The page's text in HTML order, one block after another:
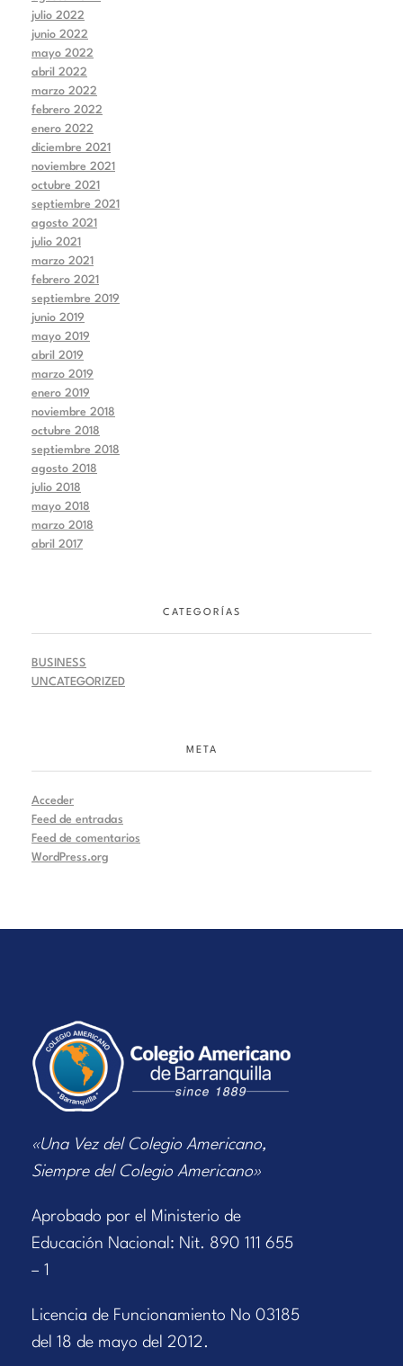
julio 2022
junio 2022
mayo 2022
abril 2022
marzo 2022
febrero 2022
enero 2022
diciembre 2021
noviembre 2021
octubre 2021
septiembre 2021
agosto 2021
julio 2021
marzo 2021
febrero 2021
septiembre 2019
junio 2019
mayo 2019
abril 2019
marzo 2019
enero 2019
noviembre 2018
octubre 2018
septiembre 2018
agosto 2018
julio 2018
mayo 2018
marzo 2018
abril 2017
CATEGORÍAS
BUSINESS
UNCATEGORIZED
META
Acceder
Feed de entradas
Feed de comentarios
WordPress.org
«Una Vez del Colegio Americano,
Siempre del Colegio Americano»
Aprobado por el Ministerio de
Educación Nacional: Nit. 890 111 655
– 1
Licencia de Funcionamiento No 03185
del 18 de mayo del 2012.